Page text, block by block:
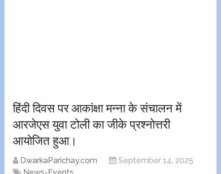
हिंदी दिवस पर आकांक्षा मन्ना के संचालन में
आरजेएस युवा टोली का जीके प्रश्नोत्तरी
आयोजित हुआ।
DwarkaParichay.com
September 14, 2025